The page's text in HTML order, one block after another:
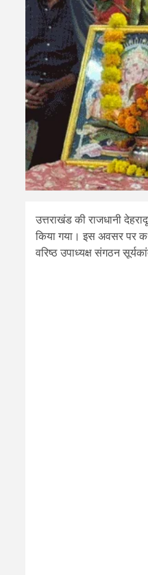
उत्तराखंड की राजधानी
किया गया। इस अवसर पर
वरिष्ठ उपाध्यक्ष संगठन